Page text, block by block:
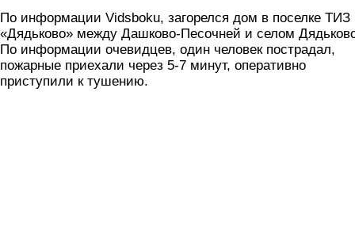
По информации Vidsboku, загорелся дом в поселке ТИЗ
«Дядьково» между Дашково-Песочней и селом
По информации очевидцев, один человек пострадал,
пожарные приехали через 5-7 минут, оперативно
приступили к тушению.